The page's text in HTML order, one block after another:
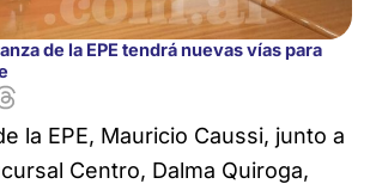
de la EPE tendrá nuevas vías para
la EPE, Mauricio Caussi, junto a
Centro, Dalma Quiroga,